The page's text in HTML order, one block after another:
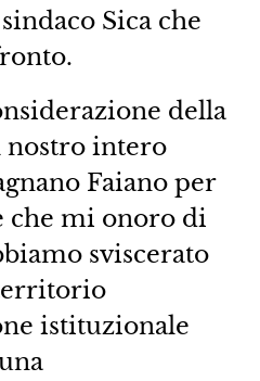
Sica che
della
nostro intero
Faiano per
che mi onoro di
sviscerato
istituzionale